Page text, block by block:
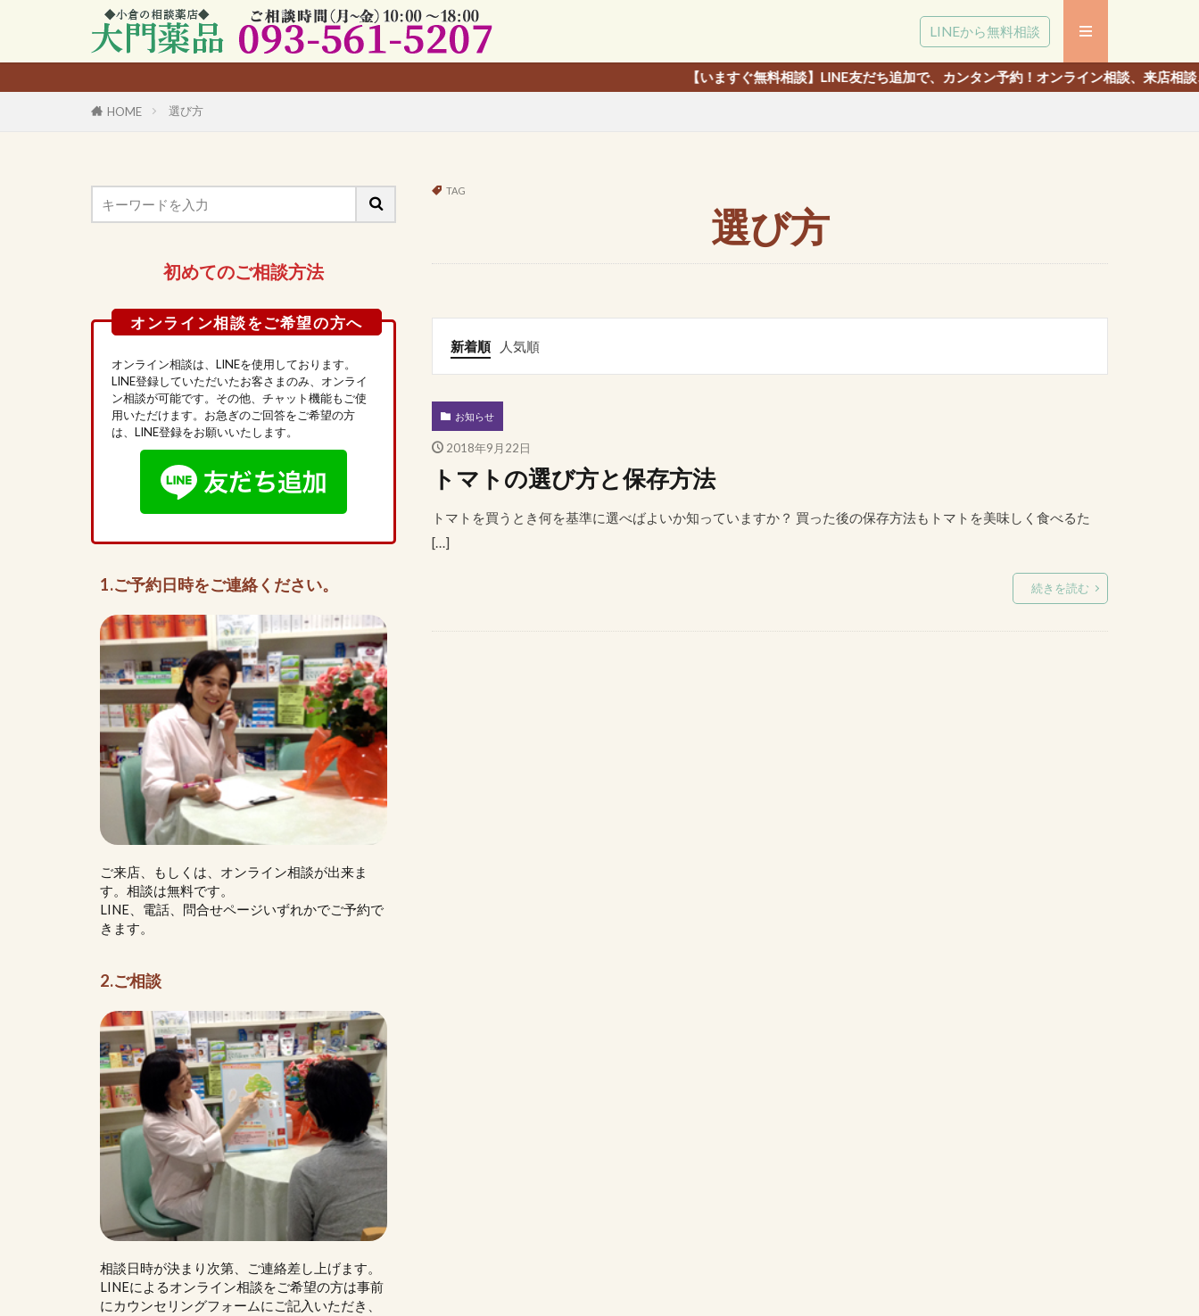
LINEから無料相談
【いますぐ無料相談】LINE友だち追加で、カンタン予約！オンライン相談、来店相談、いずれでも相
HOME 選び方
TAG
選び方
新着順 人気順
お知らせ
2018年9月22日
トマトの選び方と保存方法
トマトを買うとき何を基準に選べばよいか知っていますか？ 買った後の保存方法もトマトを美味しく食べるた
[…]
続きを読む
初めてのご相談方法
オンライン相談は、LINEを使用しております。
LINE登録していただいたお客さまのみ、オンライ
ン相談が可能です。その他、チャット機能もご使
用いただけます。お急ぎのご回答をご希望の方
は、LINE登録をお願いいたします。
1.ご予約日時をご連絡ください。
ご来店、もしくは、オンライン相談が出来ま
す。相談は無料です。
LINE、電話、問合せページいずれかでご予約で
きます。
2.ご相談
相談日時が決まり次第、ご連絡差し上げます。
LINEによるオンライン相談をご希望の方は事前
にカウンセリングフォームにご記入いただき、